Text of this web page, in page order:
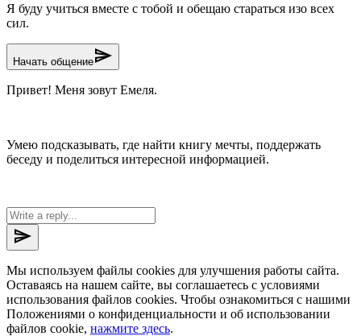
Я буду учиться вместе с тобой и обещаю стараться изо всех
сил.
Начать общениеsend
Привет! Меня зовут Емеля.
Умею подсказывать, где найти книгу мечты, поддержать
беседу и поделиться интересной информацией.
send
Мы используем файлы cookies для улучшения работы сайта.
Оставаясь на нашем сайте, вы соглашаетесь с условиями
использования файлов cookies. Чтобы ознакомиться с нашими
Положениями о конфиденциальности и об использовании
файлов cookie, нажмите здесь.